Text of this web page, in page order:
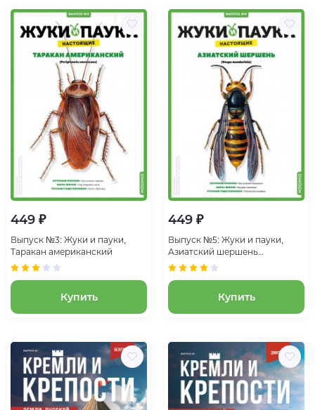
449 ₽
Выпуск №3: Жуки и пауки,
Таракан американский
Купить
449 ₽
Выпуск №5: Жуки и пауки,
Азиатский шершень
Азиатский шершень
Купить